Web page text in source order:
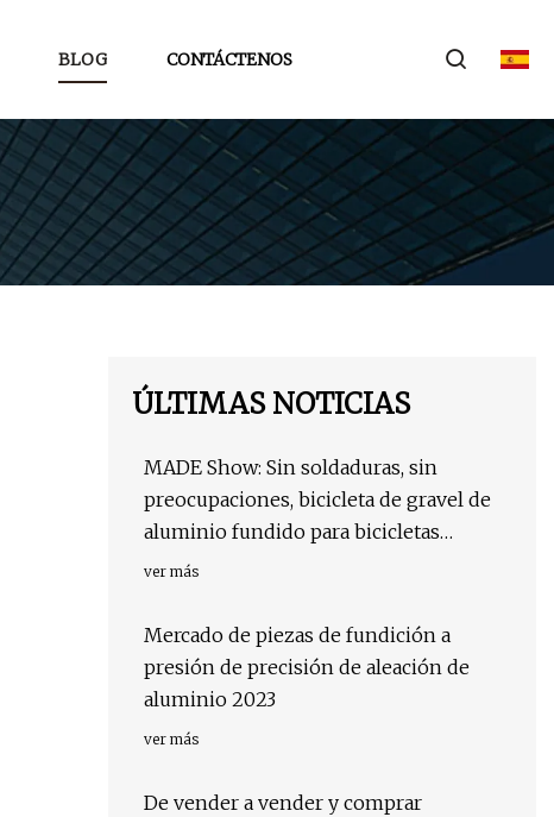
BLOG CONTÁCTENOS
ÚLTIMAS NOTICIAS
MADE Show: Sin soldaduras, sin
preocupaciones, bicicleta de gravel de
aluminio fundido para bicicletas
pesadas
ver más
Mercado de piezas de fundición a
presión de precisión de aleación de
aluminio 2023
ver más
De vender a vender y comprar